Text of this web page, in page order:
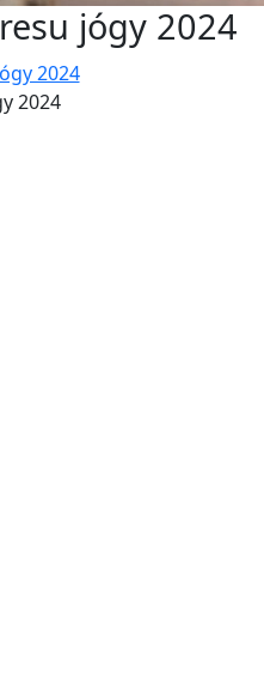
jógy 2024
2024